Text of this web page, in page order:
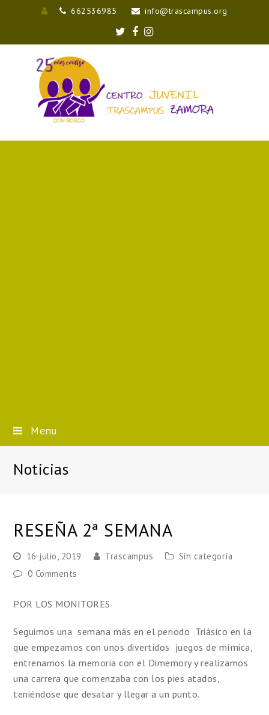
Entrar662536985 info@trascampus.org
TwitterFacebook
Instagram
Menu
Noticias
RESEÑA 2ª SEMANA
16 julio, 2019 Trascampus
Sin categoría
0 Comments
POR LOS MONITORES
Seguimos una semana más en el periodo Triásico en la
que empezamos con unos divertidos juegos de mímica,
entrenamos la memoria con el Dimemory y realizamos
una carrera que comenzaba con los pies atados,
teniéndose que desatar y llegar a un punto.